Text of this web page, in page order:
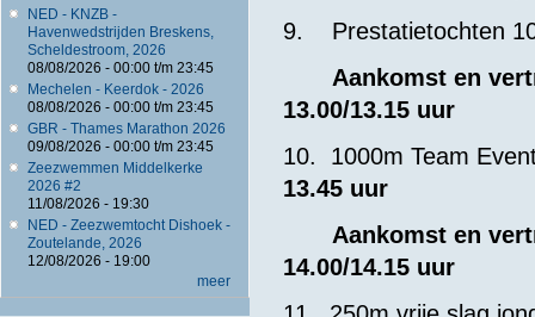
NED - KNZB -
Havenwedstrijden Breskens,
Scheldestroom, 2026
08/08/2026 - 00:00t/m 23:45
Mechelen - Keerdok - 2026
08/08/2026 - 00:00t/m 23:45
GBR - Thames Marathon 2026
09/08/2026 - 00:00t/m 23:45
Zeezwemmen Middelkerke
2026 #2
11/08/2026 - 19:30
NED - Zeezwemtocht Dishoek -
Zoutelande, 2026
12/08/2026 - 19:00
meer
9.
13.00/13.15 uur
10. 1000m
13.45 uur
14.00/14.15 uur